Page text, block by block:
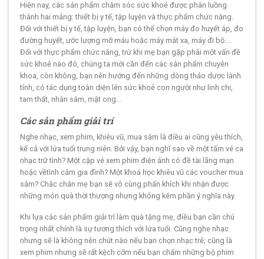
Hiện nay, các sản phẩm chăm sóc sức khoẻ được phân luồng
thành hai mảng: thiết bị y tế, tập luyện và thực phẩm chức năng.
Đối với thiết bị y tế, tập luyện, bạn có thể chọn máy đo huyết áp, đo
đường huyết, ước lượng mỡ máu hoặc máy mát xa, máy đi bộ….
Đối với thực phẩm chức năng, trừ khi mẹ bạn gặp phải một vấn đề
sức khoẻ nào đó, chúng ta mới cần đến các sản phẩm chuyên
khoa, còn không, bạn nên hướng đến những dòng thảo dược lành
tính, có tác dụng toàn diện lên sức khoẻ con người như linh chi,
tam thất, nhân sâm, mật ong…
Các sản phẩm giải trí
Nghe nhạc, xem phim, khiêu vũ, mua sắm là điều ai cũng yêu thích,
kể cả với lứa tuổi trung niên. Bởi vậy, bạn nghĩ sao về một tấm vé ca
nhạc trữ tình? Một cặp vé xem phim điện ảnh có đề tài lãng mạn
hoặc vềtình cảm gia đình? Một khoá học khiêu vũ các voucher mua
sắm? Chắc chắn mẹ bạn sẽ vô cùng phấn khích khi nhận được
những món quà thời thượng nhưng không kém phần ý nghĩa này.
Khi lựa các sản phẩm giải trí làm quà tặng mẹ, điều bạn cần chú
trọng nhất chính là sự tương thích với lứa tuổi. Cũng nghe nhạc
nhưng sẽ là không nên chút nào nếu bạn chọn nhạc trẻ; cũng là
xem phim nhưng sẽ rất kệch cỡm nếu bạn chấm những bộ phim